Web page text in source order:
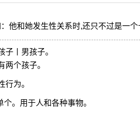
他和她发生性关系时,还只不过是一
丨男孩子。
个孩子。
行为。
个。用于人和各种事物。